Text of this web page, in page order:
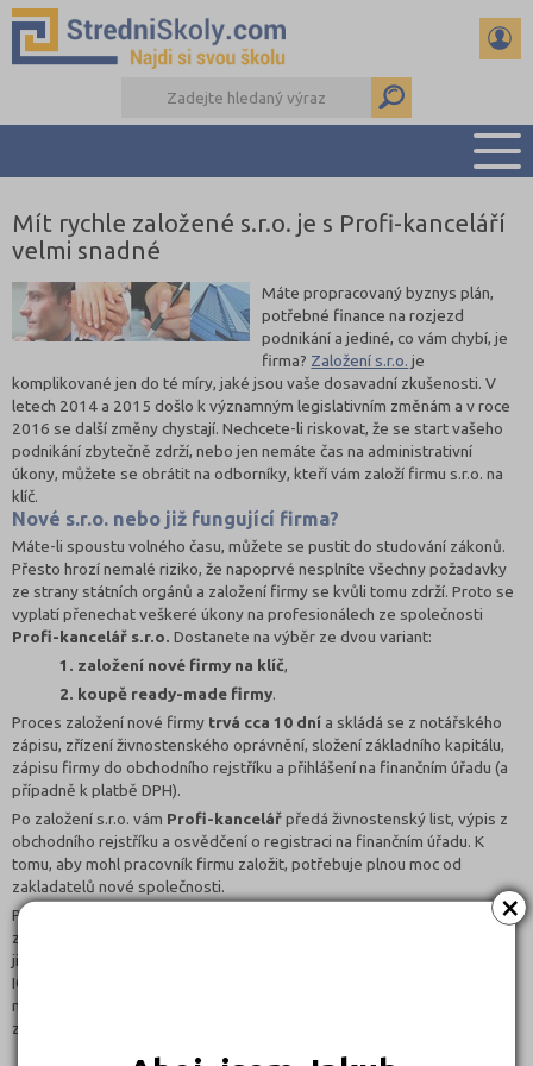
×
PŘEHLED ŠKOL
DŮLEŽITÉ TERMÍNY
REFERÁTY A SEMINÁRKY
DALŠÍ DRUHY ŠKOL
Mít rychle založené s.r.o. je s Profi-kanceláří
velmi snadné
Máte propracovaný byznys plán,
potřebné finance na rozjezd
podnikání a jediné, co vám chybí, je
firma? Založení s.r.o. je
komplikované jen do té míry, jaké jsou vaše dosavadní zkušenosti. V
letech 2014 a 2015 došlo k významným legislativním změnám a v roce
2016 se další změny chystají. Nechcete-li riskovat, že se start vašeho
podnikání zbytečně zdrží, nebo jen nemáte čas na administrativní
úkony, můžete se obrátit na odborníky, kteří vám založí firmu s.r.o. na
klíč.
Nové s.r.o. nebo již fungující firma?
Máte-li spoustu volného času, můžete se pustit do studování zákonů.
Přesto hrozí nemalé riziko, že napoprvé nesplníte všechny požadavky
ze strany státních orgánů a založení firmy se kvůli tomu zdrží. Proto se
vyplatí přenechat veškeré úkony na profesionálech ze společnosti
Profi-kancelář s.r.o. Dostanete na výběr ze dvou variant:
1. založení nové firmy na klíč,
2. koupě ready-made firmy.
Proces založení nové firmy trvá cca 10 dní a skládá se z notářského
zápisu, zřízení živnostenského oprávnění, složení základního kapitálu,
zápisu firmy do obchodního rejstříku a přihlášení na finančním úřadu (a
případně k platbě DPH).
Po založení s.r.o. vám Profi-kancelářpředá živnostenský list, výpis z
obchodního rejstříku a osvědčení o registraci na finančním úřadu. K
tomu, aby mohl pracovník firmu založit, potřebuje plnou moc od
zakladatelů nové společnosti.
Pokud se vám zdá, že
trvá příliš dlouho, můžete
zvolit rychlejší řešení v podobě koupě ready-made firmy. Jedná se o
již existující firmu s.r.o., která je zapsána v obchodním rejstříku, má již
IČ, plně splacený základní kapitál a čistou obchodní historii. Ready-
made firma neprovozovala žádnou obchodní činnost a byla založena
za účelem prodeje. Nemáte tedy žádné závazky ani pohledávky.